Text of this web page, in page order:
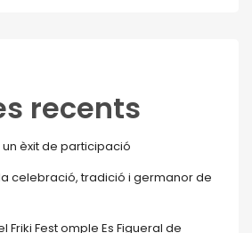
recents
un èxit de participació
celebració, tradició i germanor de
Friki Fest omple Es Figueral de